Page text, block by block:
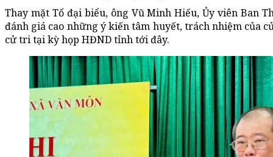
Thay mặt Tổ đại biểu, ông Vũ Minh Hiếu, Ủy viên Ban
đánh giá cao những ý kiến tâm huyết, trách nhiệm của
cử tri tại kỳ họp HĐND tỉnh tới đây.